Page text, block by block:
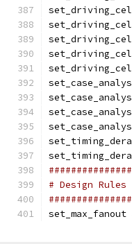
# Design Rules
set_max_fanout